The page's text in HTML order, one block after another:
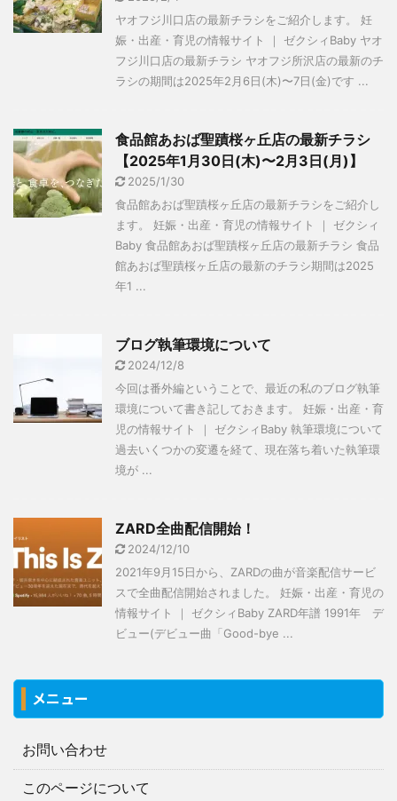
ヤオフジ川口店の最新チラシをご紹介します。 妊
娠・出産・育児の情報サイト ｜ ゼクシィBaby ヤオ
フジ川口店の最新チラシ ヤオフジ所沢店の最新のチ
ラシの期間は2025年2月6日(木)〜7日(金)です ...
食品館あおば聖蹟桜ヶ丘店の最新チラシ
【2025年1月30日(木)〜2月3日(月)】
2025/1/30
食品館あおば聖蹟桜ヶ丘店の最新チラシをご紹介し
ます。 妊娠・出産・育児の情報サイト ｜ ゼクシィ
Baby 食品館あおば聖蹟桜ヶ丘店の最新チラシ 食品
館あおば聖蹟桜ヶ丘店の最新のチラシ期間は2025
年1 ...
ブログ執筆環境について
2024/12/8
今回は番外編ということで、最近の私のブログ執筆
環境について書き記しておきます。 妊娠・出産・育
児の情報サイト ｜ ゼクシィBaby 執筆環境について
過去いくつかの変遷を経て、現在落ち着いた執筆環
境が ...
ZARD全曲配信開始！
2024/12/10
2021年9月15日から、ZARDの曲が音楽配信サービ
スで全曲配信開始されました。 妊娠・出産・育児の
情報サイト ｜ ゼクシィBaby ZARD年譜 1991年 デ
ビュー(デビュー曲「Good-bye ...
メニュー
お問い合わせ
このページについて